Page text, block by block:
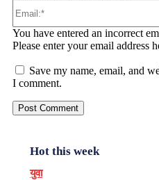
You have entered an incorrect
Please enter your email address
Save my name, email, and
I comment.
Hot this week
युवा